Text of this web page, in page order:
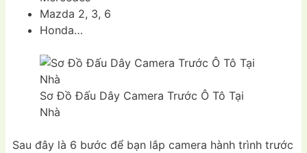
Mazda 2, 3, 6
Honda…
Sơ Đồ Đấu Dây Camera Trước Ô Tô Tại
Nhà
Sau đây là 6 bước để bạn lắp camera hành trình trước